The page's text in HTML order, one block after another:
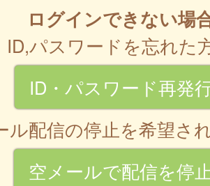
ログインできない場
ID,パスワードを忘れた
ID・パスワード再発
ル配信の停止を希望さ
空メールで配信を停